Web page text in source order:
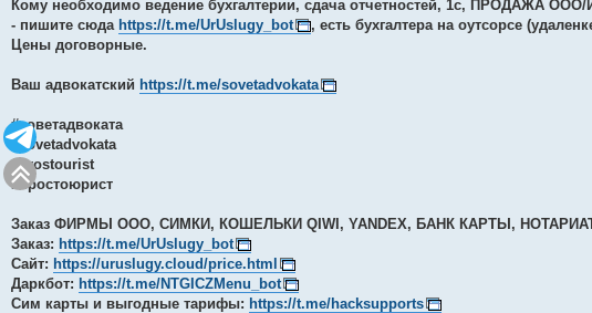
Кому необходимо ведение бухгалтерии, сдача отчетностей, 1с, ПРОДАЖА ООО/
- пишите сюда https://t.me/UrUslugy_bot
, есть бухгалтера на оутсорсе
Цены договорные.
Ваш адвокатский https://t.me/sovetadvokata
#советадвоката
#sovetadvokata
#prostourist
#простоюрист
Заказ ФИРМЫ ООО, СИМКИ, КОШЕЛЬКИ QIWI, YANDEX, БАНК КАРТЫ,
Заказ: https://t.me/UrUslugy_bot
Сайт: https://uruslugy.cloud/price.html
Даркбот: https://t.me/NTGICZMenu_bot
Сим карты и выгодные тарифы: https://t.me/hacksupports